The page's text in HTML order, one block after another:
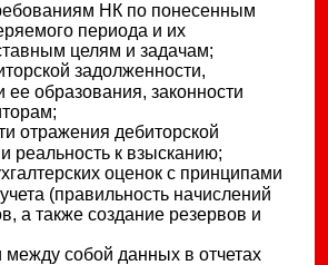
НК по понесенным
периода и их
целям и задачам;
задолженности,
ее образования, законности
отражения дебиторской
реальность к взысканию;
оценок с принципами
(правильность начислений
а также создание резервов и
между собой данных в отчетах